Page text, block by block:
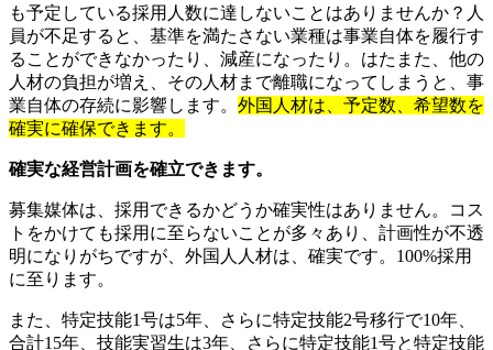
も予定している採用人数に達しないことはありませんか？人
員が不足すると、基準を満たさない業種は事業自体を履行す
ることができなかったり、減産になったり。はたまた、他の
人材の負担が増え、その人材まで離職になってしまうと、事
業自体の存続に影響します。 外国人材は、予定数、希望数を
確実に確保できます。
確実な経営計画を確立できます。
募集媒体は、採用できるかどうか確実性はありません。コス
トをかけても採用に至らないことが多々あり、計画性が不透
明になりがちですが、外国人人材は、確実です。100%採用
に至ります。
また、特定技能1号は5年、さらに特定技能2号移行で10年、
合計15年、技能実習生は3年、さらに特定技能1号と特定技能